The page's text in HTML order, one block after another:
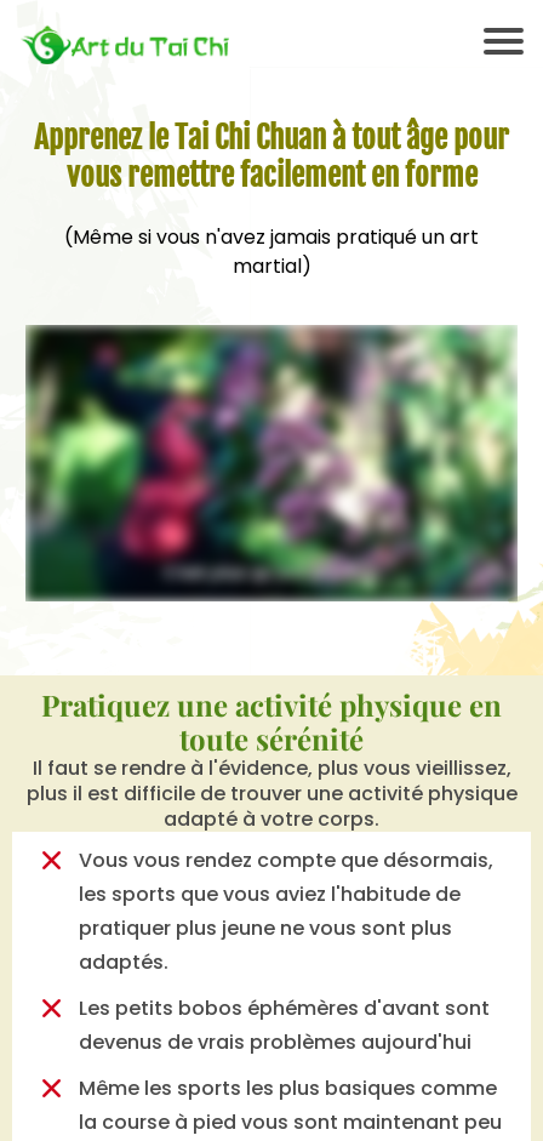
Apprenez le Tai Chi Chuan à tout âge pour
vous remettre facilement en forme
(Même si vous n'avez jamais pratiqué un art
martial)
Pratiquez une activité physique en
toute sérénité
Il faut se rendre à l'évidence, plus vous vieillissez,
plus il est difficile de trouver une activité physique
adapté à votre corps.
Vous vous rendez compte que désormais,
les sports que vous aviez l'habitude de
pratiquer plus jeune ne vous sont plus
adaptés.
Les petits bobos éphémères d'avant sont
devenus de vrais problèmes aujourd'hui
Même les sports les plus basiques comme
la course à pied vous sont maintenant peu